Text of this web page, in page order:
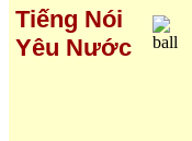
Tiếng Nói
Yêu Nước